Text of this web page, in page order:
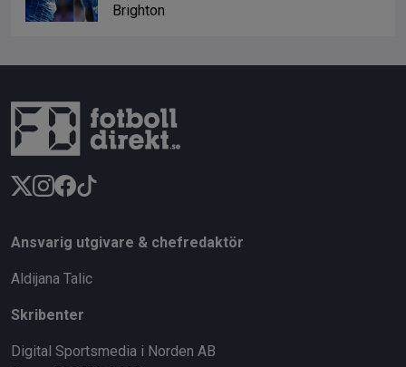
Brighton
Ansvarig utgivare & chefredaktör
Aldijana Talic
Skribenter
Digital Sportsmedia i Norden AB